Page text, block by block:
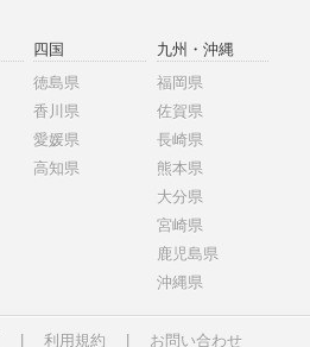
四国
徳島県
香川県
愛媛県
高知県
九州・沖縄
福岡県
佐賀県
長崎県
熊本県
大分県
宮崎県
鹿児島県
沖縄県
利用規約 お問い合わせ